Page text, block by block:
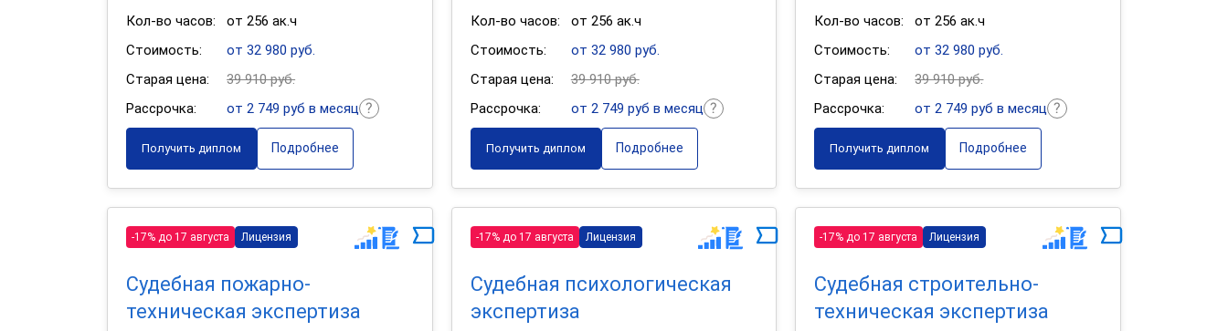
Кол-во часов:
от 256 ак.ч
Стоимость:
от 32 980 руб.
Старая цена:
39 910 руб.
Рассрочка:
от 2 749 руб в месяц
Получить диплом Подробнее
Кол-во часов:
от 256 ак.ч
Стоимость:
от 32 980 руб.
Старая цена:
39 910 руб.
Рассрочка:
от 2 749 руб в месяц
Получить диплом Подробнее
Кол-во часов:
от 256 ак.ч
Стоимость:
от 32 980 руб.
Старая цена:
39 910 руб.
Рассрочка:
от 2 749 руб в месяц
Получить диплом Подробнее
-17% до 17 августа Лицензия
Судебная пожарно-
техническая экспертиза
-17% до 17 августа Лицензия
Судебная психологическая
экспертиза
-17% до 17 августа Лицензия
Судебная строительно-
техническая экспертиза